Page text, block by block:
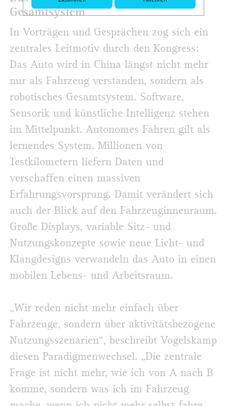
Gesamtsystem
In Vorträgen und Gesprächen zog sich ein
zentrales Leitmotiv durch den Kongress:
Das Auto wird in China längst nicht mehr
nur als Fahrzeug verstanden, sondern als
robotisches Gesamtsystem. Software,
Sensorik und künstliche Intelligenz stehen
im Mittelpunkt. Autonomes Fahren gilt als
lernendes System. Millionen von
Testkilometern liefern Daten und
verschaffen einen massiven
Erfahrungsvorsprung. Damit verändert sich
auch der Blick auf den Fahrzeuginnenraum.
Große Displays, variable Sitz- und
Nutzungskonzepte sowie neue Licht- und
Klangdesigns verwandeln das Auto in einen
mobilen Lebens- und Arbeitsraum.
„Wir reden nicht mehr einfach über
Fahrzeuge, sondern über aktivitätsbezogene
Nutzungsszenarien“, beschreibt Vogelskamp
diesen Paradigmenwechsel. „Die zentrale
Frage ist nicht mehr, wie ich von A nach B
komme, sondern was ich im Fahrzeug